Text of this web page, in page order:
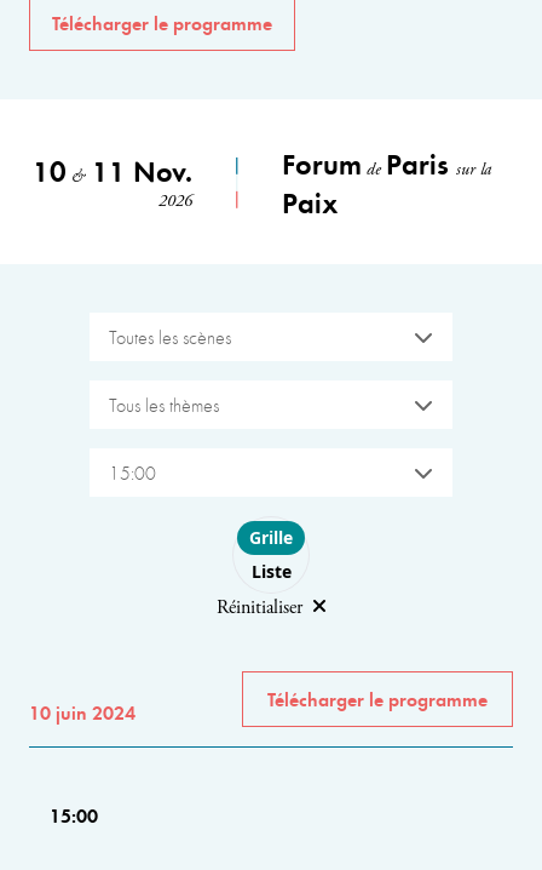
Télécharger le programme
10 &11 Nov.
2026
Forum de Parissur la
Paix
Toutes les scènes
Tous les thèmes
15:00
Choose layout
Grille
Liste
Réinitialiser
10 juin 2024
Télécharger le programme
15:00